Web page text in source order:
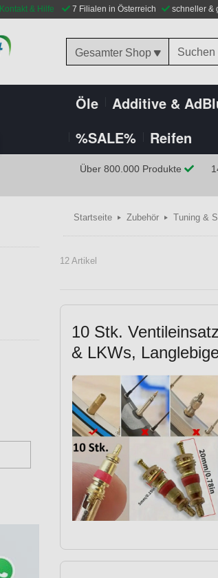
Kontakt & Hilfe 7 Filialen in Österreich schneller &
Gesamter Shop
Öle Additive &
%SALE%
Reifen
Über 800.000 Produkte
Startseite Zubehör Tuning &
12 Artikel
10 Stk.
& LKWs,